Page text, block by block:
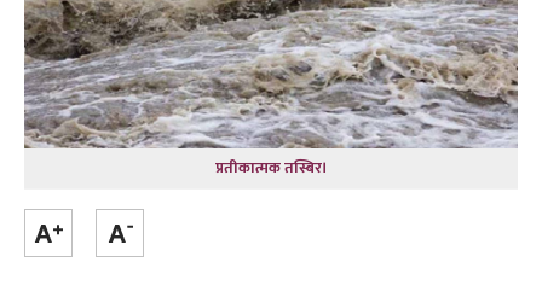
प्रतीकात्मक तस्बिर।